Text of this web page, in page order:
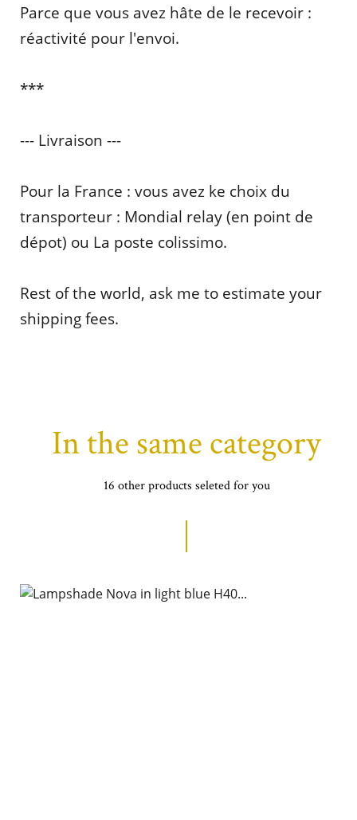
Parce que vous avez hâte de le recevoir :
réactivité pour l'envoi.
***
--- Livraison ---
Pour la France : vous avez ke choix du
transporteur : Mondial relay (en point de
dépot) ou La poste colissimo.
Rest of the world, ask me to estimate your
shipping fees.
In the same category
16 other products seleted for you